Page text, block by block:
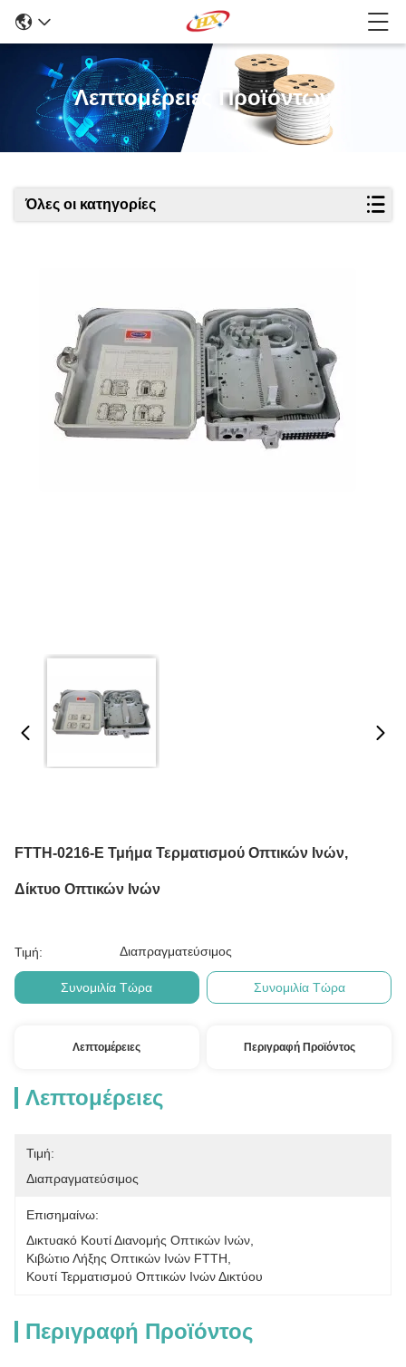
Λεπτομέρειες Προϊόντων
Όλες οι κατηγορίες
FTTH-0216-E Τμήμα Τερματισμού Οπτικών Ινών,
Δίκτυο Οπτικών Ινών
Τιμή: Διαπραγματεύσιμος
Συνομιλία Τώρα Συνομιλία Τώρα
Λεπτομέρειες Περιγραφή Προϊόντος
Λεπτομέρειες
Τιμή:
Διαπραγματεύσιμος
Επισημαίνω:
Δικτυακό Κουτί Διανομής Οπτικών Ινών
Κιβώτιο Λήξης Οπτικών Ινών FTTH
Κουτί Τερματισμού Οπτικών Ινών Δικτύου
Περιγραφή Προϊόντος